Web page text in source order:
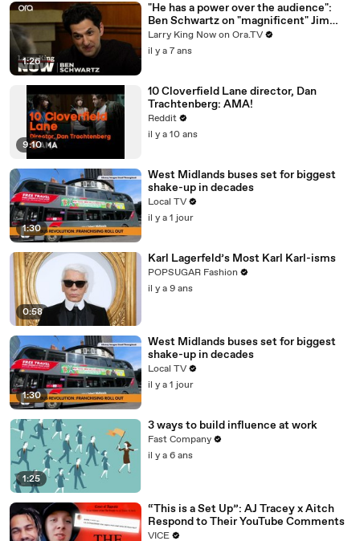
1:26
"He has a power over the audience":
Ben Schwartz on "magnificent" Jim
Carrey
Larry King Now on Ora.TV
il y a 7 ans
9:10
10 Cloverfield Lane director, Dan
Trachtenberg: AMA!
Reddit
il y a 10 ans
1:30
West Midlands buses set for biggest
shake-up in decades
Local TV
il y a 1 jour
0:58
Karl Lagerfeld’s Most Karl Karl-isms
POPSUGAR Fashion
il y a 9 ans
1:30
West Midlands buses set for biggest
shake-up in decades
Local TV
il y a 1 jour
1:25
3 ways to build influence at work
Fast Company
il y a 6 ans
“This is a Set Up”: AJ Tracey x Aitch
Respond to Their YouTube Comments
VICE